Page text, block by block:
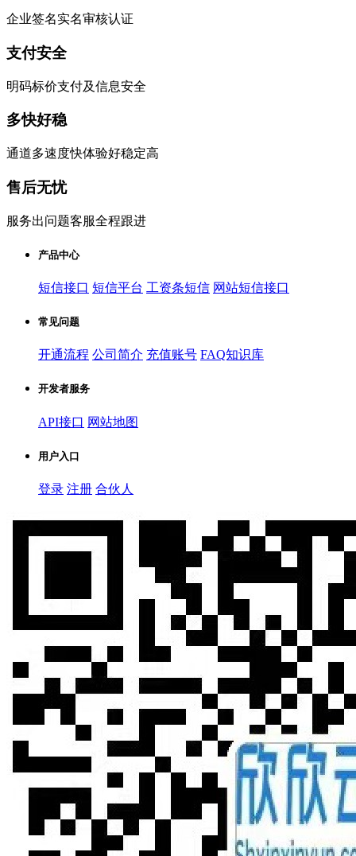
企业签名实名审核认证
支付安全
明码标价支付及信息安全
多快好稳
通道多速度快体验好稳定高
售后无忧
服务出问题客服全程跟进
产品中心
短信接口 短信平台 工资条短信 网站短信接口
常见问题
开通流程 公司简介 充值账号 FAQ知识库
开发者服务
API接口 网站地图
用户入口
登录 注册 合伙人